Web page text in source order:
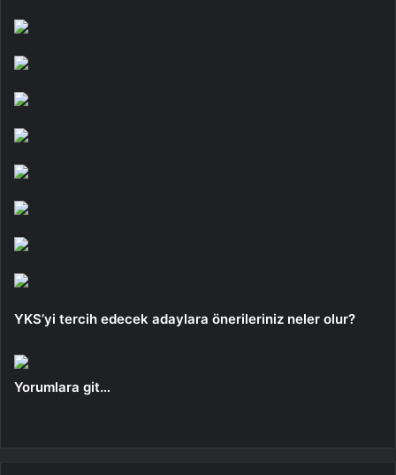
YKS’yi tercih edecek adaylara önerileriniz neler olur?
Yorumlara git…